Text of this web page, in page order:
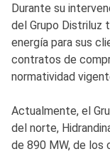
Durante su
del Grupo Distriluz
energía para sus
contratos de
normatividad
Actualmente, el
del norte,
de 890 MW, de los